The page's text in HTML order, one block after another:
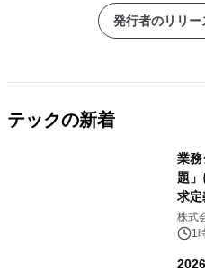
発行者のリリ
テックの新着
業務
題
求定
ー】
株式
1